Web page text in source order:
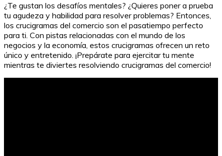
¿Te gustan los desafíos mentales? ¿Quieres poner a prueba
tu agudeza y habilidad para resolver problemas? Entonces,
los crucigramas del comercio son el pasatiempo perfecto
para ti. Con pistas relacionadas con el mundo de los
negocios y la economía, estos crucigramas ofrecen un reto
único y entretenido. ¡Prepárate para ejercitar tu mente
mientras te diviertes resolviendo crucigramas del comercio!